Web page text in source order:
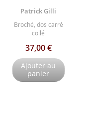
Patrick Gilli
Broché, dos carré
collé
37,00 €
Ajouter au
panier